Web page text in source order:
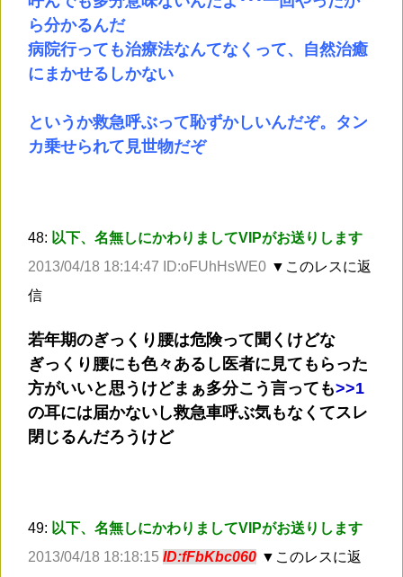
ら分かるんだ
病院行っても治療法なんてなくって、自然治癒
にまかせるしかない
というか救急呼ぶって恥ずかしいんだぞ。タン
カ乗せられて見世物だぞ
48: 以下、名無しにかわりましてVIPがお送りします
2013/04/18 18:14:47 ID:oFUhHsWE0 ▼このレスに返
信
若年期のぎっくり腰は危険って聞くけどな
ぎっくり腰にも色々あるし医者に見てもらった
方がいいと思うけどまぁ多分こう言っても>>1
の耳には届かないし救急車呼ぶ気もなくてスレ
閉じるんだろうけど
49: 以下、名無しにかわりましてVIPがお送りします
2013/04/18 18:18:15 ID:fFbKbc060 ▼このレスに返